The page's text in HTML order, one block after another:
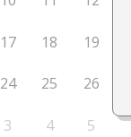
17 18 19
24 25 26
3 4 5